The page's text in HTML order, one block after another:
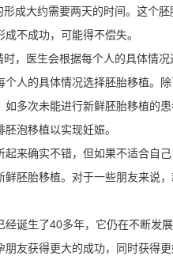
成大约需要两天的时间。这个胚
不成功，可能得不偿失。
，医生会根据每个人的具体情况
人的具体情况选择胚胎移植。
多次未能进行新鲜胚胎移植的
泡移植以实现妊娠。
来确实不错，但如果不适合自己
胚胎移植。对于一些朋友来说
诞生了40多年，它仍在不断发
友获得更大的成功，同时获得